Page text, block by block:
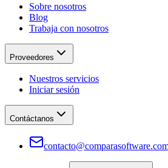
Sobre nosotros
Blog
Trabaja con nosotros
Proveedores
Nuestros servicios
Iniciar sesión
Contáctanos